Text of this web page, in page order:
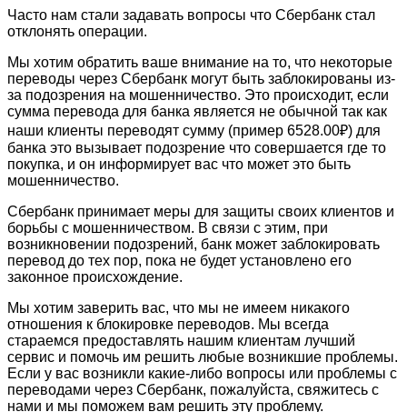
Часто нам стали задавать вопросы что Сбербанк стал
отклонять операции.
Мы хотим обратить ваше внимание на то, что некоторые
переводы через Сбербанк могут быть заблокированы из-
за подозрения на мошенничество. Это происходит, если
сумма перевода для банка является не обычной так как
наши клиенты переводят сумму (пример 6528.00₽) для
банка это вызывает подозрение что совершается где то
покупка, и он информирует вас что может это быть
мошенничество.
Сбербанк принимает меры для защиты своих клиентов и
борьбы с мошенничеством. В связи с этим, при
возникновении подозрений, банк может заблокировать
перевод до тех пор, пока не будет установлено его
законное происхождение.
Мы хотим заверить вас, что мы не имеем никакого
отношения к блокировке переводов. Мы всегда
стараемся предоставлять нашим клиентам лучший
сервис и помочь им решить любые возникшие проблемы.
Если у вас возникли какие-либо вопросы или проблемы с
переводами через Сбербанк, пожалуйста, свяжитесь с
нами и мы поможем вам решить эту проблему.